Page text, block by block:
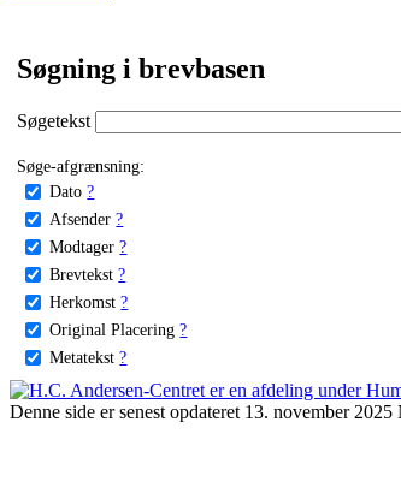
Søgning i brevbasen
Søgetekst
Søge-afgrænsning:
Dato ?
Afsender ?
Modtager ?
Brevtekst ?
Herkomst ?
Original Placering ?
Metatekst ?
Denne side er senest opdateret 13. november